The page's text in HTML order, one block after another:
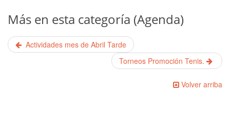
Más en esta categoría (Agenda)
Actividades mes de Abril Tarde
Torneos Promoción Tenis.
Volver arriba